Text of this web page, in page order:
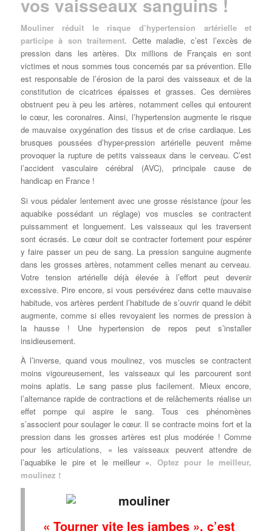
vos vaisseaux sanguins !
Mouliner réduit le risque d’hypertension artérielle et
participe à son traitement. Cette maladie, c’est l’excès de
pression dans les artères. Dix millions de Français en sont
victimes et nous sommes tous concernés par sa prévention. Elle
est responsable de l’érosion de la paroi des vaisseaux et de la
constitution de cicatrices épaisses et grasses. Ces dernières
obstruent peu à peu les artères, notamment celles qui entourent
le cœur, les coronaires. Ainsi, l’hypertension augmente le risque
de mauvaise oxygénation des tissus et de crise cardiaque. Les
brusques poussées d’hyper-pression artérielle peuvent même
provoquer la rupture de petits vaisseaux dans le cerveau. C’est
l’accident vasculaire cérébral (AVC), principale cause de
handicap en France !
Si vous pédaler lentement avec une grosse résistance (pour les
aquabike possédant un réglage) vos muscles se contractent
puissamment et longuement. Les vaisseaux qui les traversent
sont écrasés. Le cœur doit se contracter fortement pour espérer
y faire passer un peu de sang. La pression sanguine augmente
dans les grosses artères, notamment celles menant au cerveau.
Votre tension artérielle déjà élevée à l’effort peut devenir
excessive. Pire encore, si vous persévérez dans cette mauvaise
habitude, vos artères perdent l’habitude de s’ouvrir quand le débit
augmente, comme si elles revoyaient les normes de pression à
la hausse ! Une hypertension de repos peut s’installer
insidieusement.
À l’inverse, quand vous moulinez, vos muscles se contractent
moins vigoureusement, les vaisseaux qui les parcourent sont
moins aplatis. Le sang passe plus facilement. Mieux encore,
l’alternance rapide de contractions et de relâchements réalise un
effet pompe qui aspire le sang. Tous ces phénomènes
s’associent pour soulager le cœur. Il se contracte moins fort et la
pression dans les grosses artères est plus modérée ! Comme
pour les articulations, « les vaisseaux peuvent attendre de
l’aquabike le pire et le meilleur ». Optez pour le meilleur,
moulinez !
« Tourner vite les jambes », c’est